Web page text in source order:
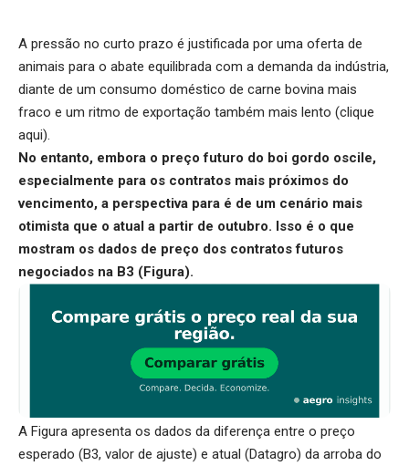
A pressão no curto prazo é justificada por uma oferta de
animais para o abate equilibrada com a demanda da indústria,
diante de um consumo doméstico de carne bovina mais
fraco e um ritmo de exportação também mais lento (clique
aqui).
No entanto, embora o preço futuro do boi gordo oscile,
especialmente para os contratos mais próximos do
vencimento, a perspectiva para é de um cenário mais
otimista que o atual a partir de outubro. Isso é o que
mostram os dados de preço dos contratos futuros
negociados na B3 (Figura).
A Figura apresenta os dados da diferença entre o preço
esperado (B3, valor de ajuste) e atual (Datagro) da arroba do